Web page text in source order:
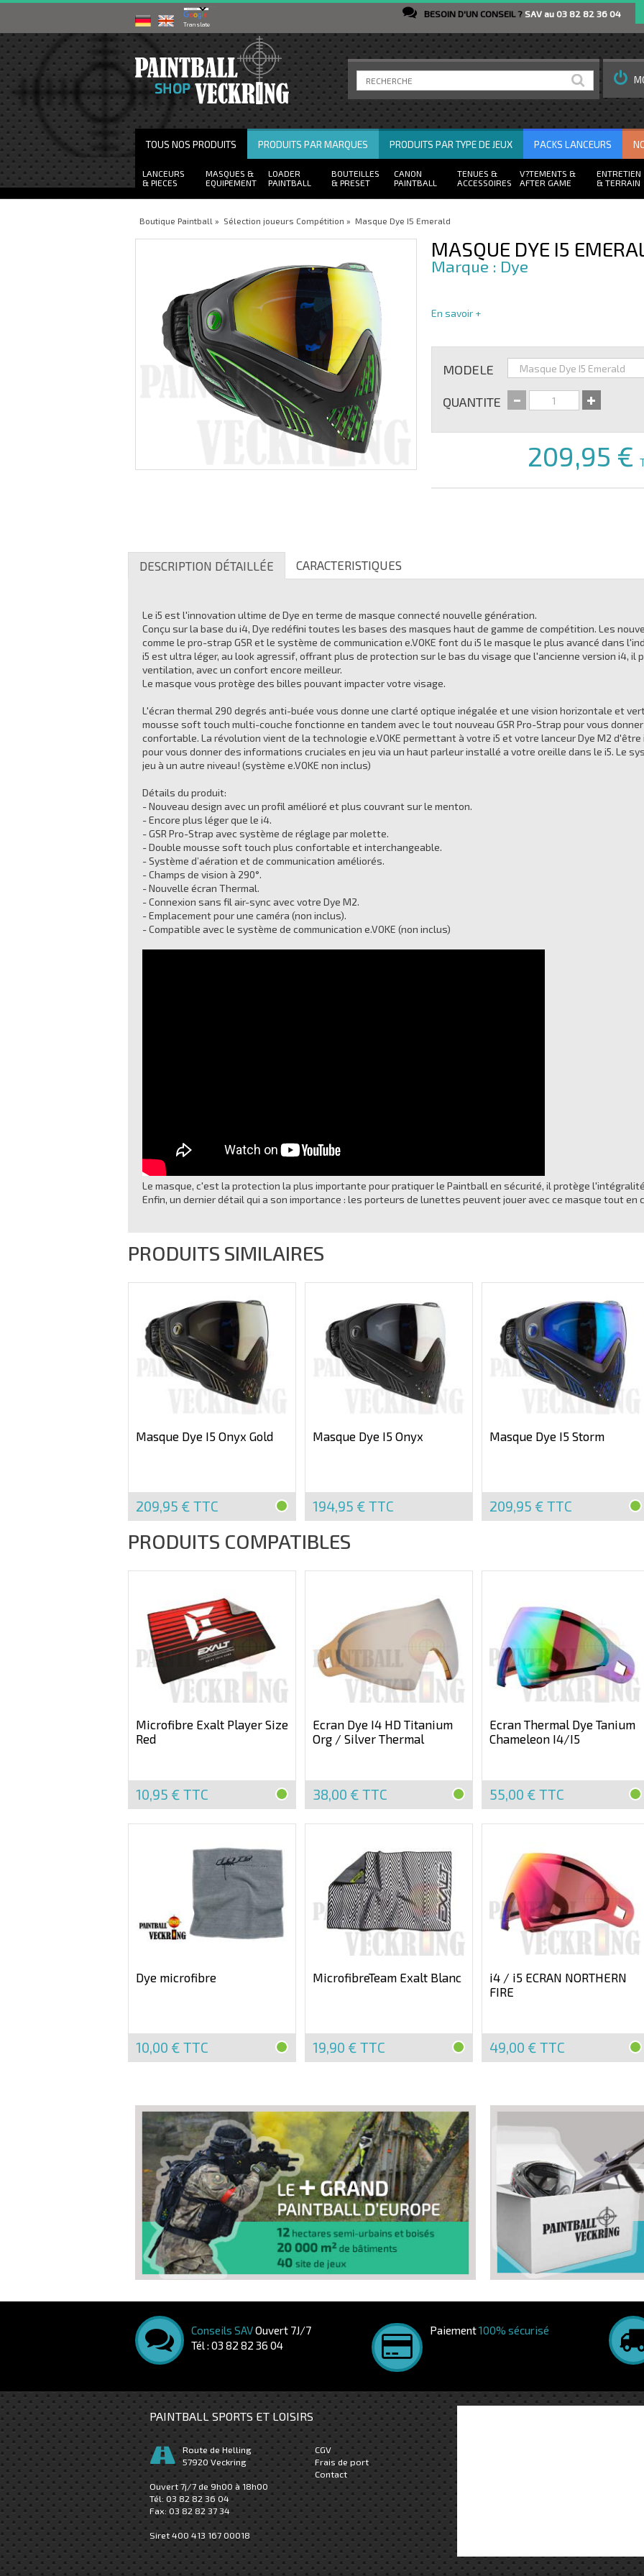
Translate
BESOIN D'UN CONSEIL ?SAV au 03 82 82 36 04
TOUS NOS PRODUITS
LANCEURS
PIECES
MASQUES
EQUIPEMENT
LOADER
PAINTBALL
BOUTEILLES
PRESET
CANON
PAINTBALL
TENUES
ACCESSOIRES
V?TEMENTS
AFTER GAME
ENTRETIEN
TERRAIN
PRODUITS PAR MARQUES PRODUITS PAR TYPE DE JEUX PACKS LANCEURS
Boutique Paintball » Sélection joueurs Compétition » Masque Dye I5 Emerald
MASQUE DYE I5
Dye
En savoir +
MODELE
QUANTITE
209,95 €
DESCRIPTION DÉTAILLÉE CARACTERISTIQUES
Le i5 est l'innovation ultime de Dye en terme de masque connecté nouvelle génération.
Conçu sur la base du i4, Dye redéfini toutes les bases des masques haut de gamme de compétition. Les
comme le pro-strap GSR et le système de communication e.VOKE font du i5 le masque le plus avancé dans
i5 est ultra léger, au look agressif, offrant plus de protection sur le bas du visage que l'ancienne version i4, il
ventilation, avec un confort encore meilleur.
Le masque vous protège des billes pouvant impacter votre visage.
L'écran thermal 290 degrés anti-buée vous donne une clarté optique inégalée et une vision horizontale et
mousse soft touch multi-couche fonctionne en tandem avec le tout nouveau GSR Pro-Strap pour vous
confortable. La révolution vient de la technologie e.VOKE permettant à votre i5 et votre lanceur Dye M2
pour vous donner des informations cruciales en jeu via un haut parleur installé a votre oreille dans le i5. Le
jeu à un autre niveau! (système e.VOKE non inclus)
Détails du produit:
- Nouveau design avec un profil amélioré et plus couvrant sur le menton.
- Encore plus léger que le i4.
- GSR Pro-Strap avec système de réglage par molette.
- Double mousse soft touch plus confortable et interchangeable.
- Système d’aération et de communication améliorés.
- Champs de vision à 290°.
- Nouvelle écran Thermal.
- Connexion sans fil air-sync avec votre Dye M2.
- Emplacement pour une caméra (non inclus).
- Compatible avec le système de communication e.VOKE (non inclus)
Le masque, c'est la protection la plus importante pour pratiquer le Paintball en sécurité, il protège
Enfin, un dernier détail qui a son importance : les porteurs de lunettes peuvent jouer avec ce masque tout en
PRODUITS SIMILAIRES
Masque Dye I5 Onyx Gold
209,95 € TTC
Masque Dye I5 Onyx
194,95 € TTC
Masque Dye I5 Storm
209,95 € TTC
PRODUITS COMPATIBLES
Microfibre Exalt Player Size
Red
10,95 € TTC
Ecran Dye I4 HD Titanium
Org / Silver Thermal
38,00 € TTC
Ecran Thermal Dye Tanium
Chameleon I4/I5
55,00 € TTC
Dye microfibre
10,00 € TTC
MicrofibreTeam Exalt Blanc
19,90 € TTC
i4 / i5 ECRAN NORTHERN
FIRE
49,00 € TTC
Conseils SAVOuvert 7J/7
Tél : 03 82 82 36 04
Paiement100% sécurisé
PAINTBALL SPORTS ET LOISIRS
Route de Helling
57920 Veckring
Ouvert 7j/7 de 9h00 à 18h00
Tél:03 82 82 36 04
Fax: 03 82 82 37 34
Siret 400 413 167 00018
CGV
Frais de port
Contact